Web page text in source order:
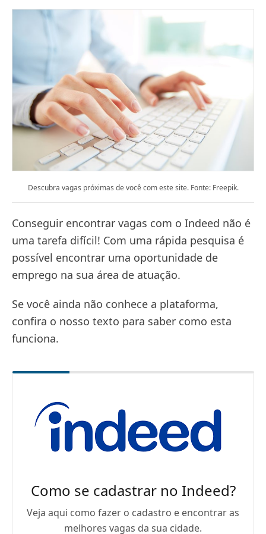
Descubra vagas próximas de você com este site. Fonte: Freepik.
Conseguir encontrar vagas com o Indeed não é
uma tarefa difícil! Com uma rápida pesquisa é
possível encontrar uma oportunidade de
emprego na sua área de atuação.
Se você ainda não conhece a plataforma,
confira o nosso texto para saber como esta
funciona.
Como se cadastrar no Indeed?
Veja aqui como fazer o cadastro e encontrar as
melhores vagas da sua cidade.